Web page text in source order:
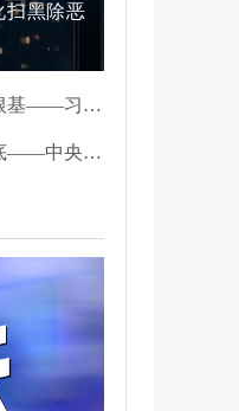
黑除恶
以坚定的理想信念筑牢精神根基——习近平党建思想理论品格系列述评之一
坚定不移与黑恶势力斗争到底——中央政法委负责同志就开展深化扫黑除恶专项斗争有关问题答记者问